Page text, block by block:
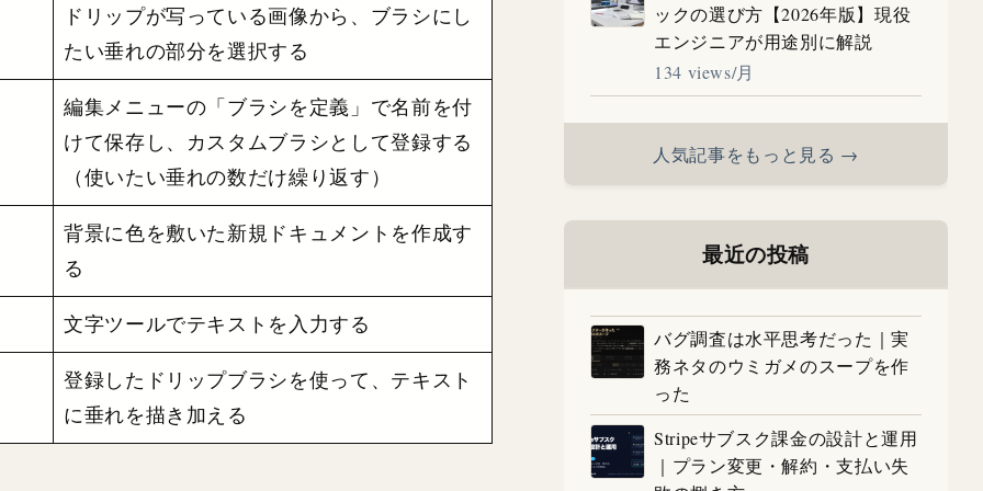
ドリップが写っている画像から、ブラシにし
たい垂れの部分を選択する
編集メニューの「ブラシを定義」で名前を付
けて保存し、カスタムブラシとして登録する
（使いたい垂れの数だけ繰り返す）
背景に色を敷いた新規ドキュメントを作成す
る
文字ツールでテキストを入力する
登録したドリップブラシを使って、テキスト
に垂れを描き加える
ックの選び方【2026年版】現役
エンジニアが用途別に解説
134 views/月
人気記事をもっと見る →
最近の投稿
バグ調査は水平思考だった｜実
務ネタのウミガメのスープを作
った
Stripeサブスク課金の設計と運用
｜プラン変更・解約・支払い失